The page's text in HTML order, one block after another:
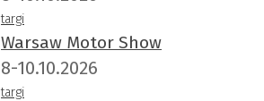
targi
Warsaw Motor Show
8-10.10.2026
targi